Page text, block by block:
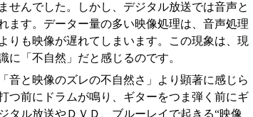
せんでした。しかし、デジタル放送では音声と
ます。データー量の多い映像処理は、音声処理
りも映像が遅れてしまいます。この現象は、現
に「不自然」だと感じるのです。
音と映像のズレの不自然さ」より顕著に感じら
つ前にドラムが鳴り、ギターをつま弾く前にギ
タル放送やＤＶＤ、ブルーレイで起きる“映像